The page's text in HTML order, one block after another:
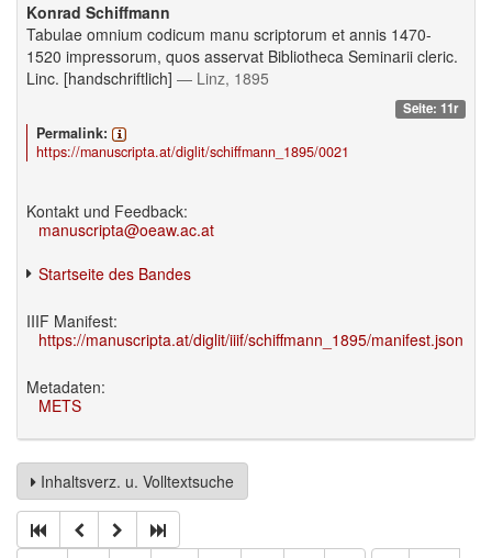
Konrad Schiffmann
Tabulae omnium codicum manu scriptorum et annis 1470-
1520 impressorum, quos asservat Bibliotheca Seminarii cleric.
Linc. [handschriftlich] — Linz, 1895
Seite: 11r
Permalink:
https://manuscripta.at/diglit/schiffmann_1895/0021
Kontakt und Feedback:
manuscripta@oeaw.ac.at
Startseite des Bandes
IIIF Manifest:
https://manuscripta.at/diglit/iiif/schiffmann_1895/manifest.json
Metadaten:
METS
Inhaltsverz. u. Volltextsuche